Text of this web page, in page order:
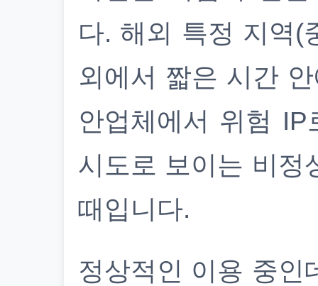
다. 해외 특정 지역(
외에서 짧은 시간
안업체에서 위험
시도로 보이는 비정
때입니다.
정상적인 이용 중인